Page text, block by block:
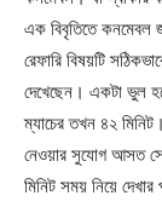
এক বিবৃতিতে কনমেবল
রেফারি বিষয়টি
দেখেছেন। একটা ভুল
ম্যাচের তখন ৪২
নেওয়ার সুযোগ আসত
মিনিট সময় নিয়ে